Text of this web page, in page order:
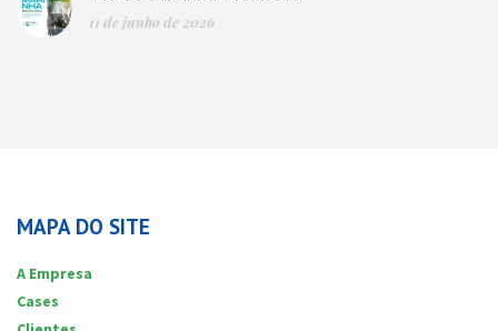
11 de junho de 2026
MAPA DO SITE
A Empresa
Cases